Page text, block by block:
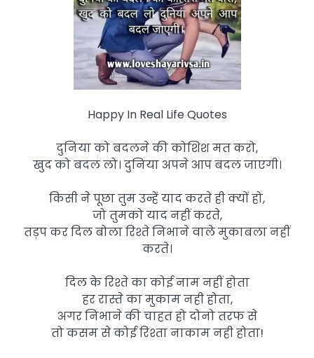
Happy In Real Life Quotes
दुनिया को बदलने की कोशिश मत करो,
खुद को बदल लो। दुनिया अपने आप बदल जाएगी।
किसी ने पूछा तुम उन्हें याद करते ही क्यों हो,
जो तुमको याद नहीं करते,
तड़प कर दिल बोला रिश्ते निभाने वाले मुकाबला नहीं
करते।
दिल के रिश्ते का कोई नाम नहीं होता
हर रास्ते का मुकाम नही होता,
अगर निभाने की चाहत हो दोनो तरफ से
तो कसम से कोई रिश्ता नाकाम नही होता!